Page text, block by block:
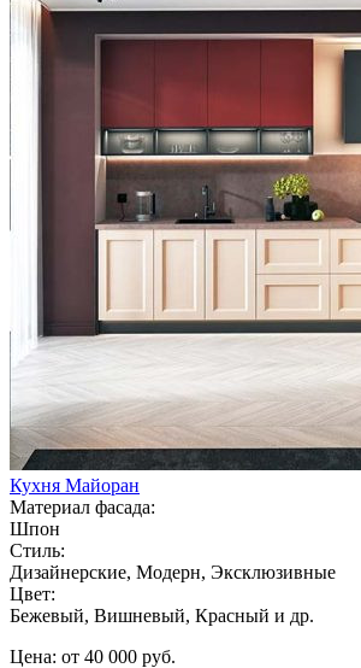
Кухня Майоран
Материал фасада:
Шпон
Стиль:
Дизайнерские, Модерн, Эксклюзивные
Цвет:
Бежевый, Вишневый, Красный и др.
Цена: от 40 000 руб.